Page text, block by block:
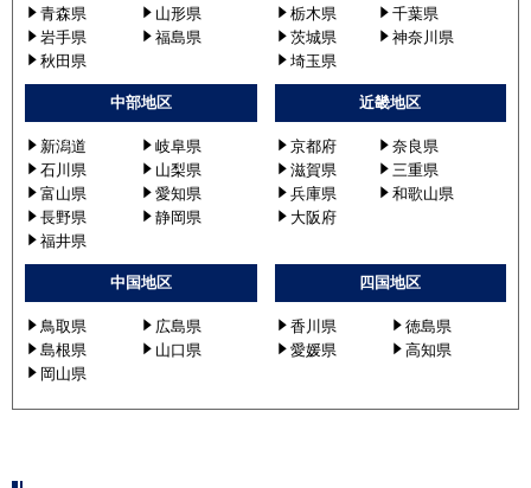
青森県
山形県
岩手県
福島県
秋田県
栃木県
千葉県
茨城県
神奈川県
埼玉県
中部地区
新潟道
岐阜県
石川県
山梨県
富山県
愛知県
長野県
静岡県
福井県
近畿地区
京都府
奈良県
滋賀県
三重県
兵庫県
和歌山県
大阪府
中国地区
鳥取県
広島県
島根県
山口県
岡山県
四国地区
香川県
徳島県
愛媛県
高知県